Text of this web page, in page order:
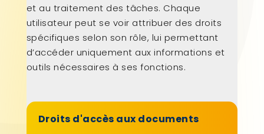
et au traitement des tâches. Chaque
utilisateur peut se voir attribuer des droits
spécifiques selon son rôle, lui permettant
d’accéder uniquement aux informations et
outils nécessaires à ses fonctions.
Droits d'accès aux documents